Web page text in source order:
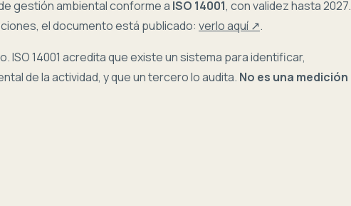
gestión ambiental conforme a ISO 14001, con validez hasta 2027.
el documento está publicado: verlo aquí ↗.
ISO 14001 acredita que existe un sistema para identificar,
de la actividad, y que un tercero lo audita. No es una medición